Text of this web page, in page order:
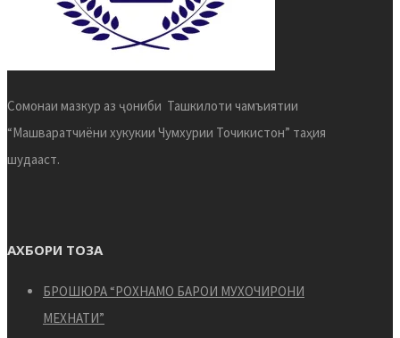
Сомонаи мазкур аз ҷониби Ташкилоти чамъиятии
“Машваратчиёни хукукии Чумхурии Точикистон” таҳия
шудааст.
АХБОРИ ТОЗА
БРОШЮРА “РОХНАМО БАРОИ МУХОЧИРОНИ
МЕХНАТИ”